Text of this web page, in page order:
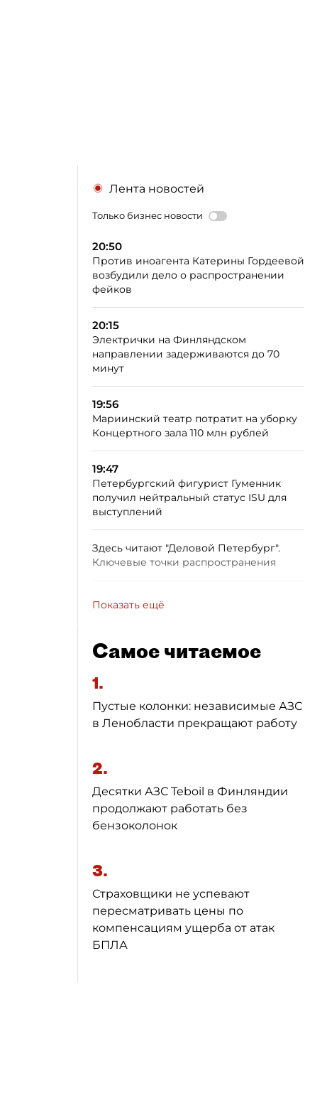
Лента новостей
Только бизнес новости
20:50
Против иноагента Катерины Гордеевой
возбудили дело о распространении
фейков
20:15
Электрички на Финляндском
направлении задерживаются до 70
минут
19:56
Мариинский театр потратит на уборку
Концертного зала 110 млн рублей
19:47
Петербургский фигурист Гуменник
получил нейтральный статус ISU для
выступлений
Здесь читают "Деловой Петербург".
Ключевые точки распространения
Показать ещё
Самое читаемое
1.
Пустые колонки: независимые АЗС
в Ленобласти прекращают работу
2.
Десятки АЗС Teboil в Финляндии
продолжают работать без
бензоколонок
3.
Страховщики не успевают
пересматривать цены по
компенсациям ущерба от атак
БПЛА